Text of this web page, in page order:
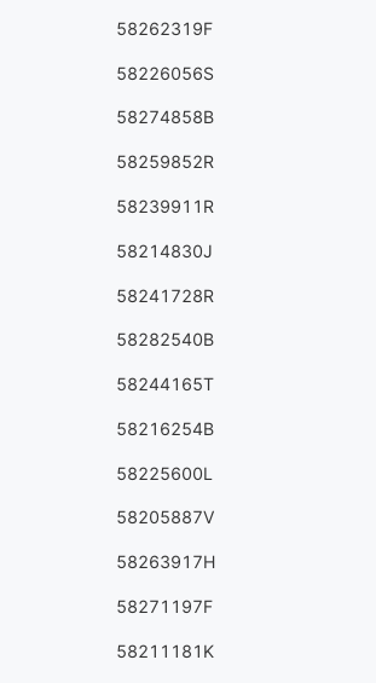
58262319F
58226056S
58274858B
58259852R
58239911R
58214830J
58241728R
58282540B
58244165T
58216254B
58225600L
58205887V
58263917H
58271197F
58211181K